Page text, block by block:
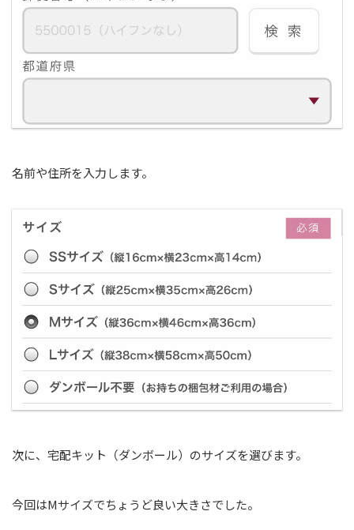
名前や住所を入力します。
次に、宅配キット（ダンボール）のサイズを選びます。
今回はMサイズでちょうど良い大きさでした。